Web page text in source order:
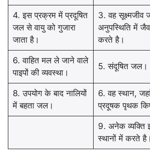
4. इस प्रक्रम में प्रदूषित
जल से वायु को गुजारा
जाता है।
3. वह
अनुपस्थिति में जैव
करते है।
6. वाहित मल ले जाने वाले
पाइपों की व्यवस्था।
5. संदूषित जल।
8. उपयोग के बाद नालियों
में बहता जल।
6. वह स्थान,
प्रदूषक पृथक
9. अनेक व्यक्ति
स्थानों में करते है।